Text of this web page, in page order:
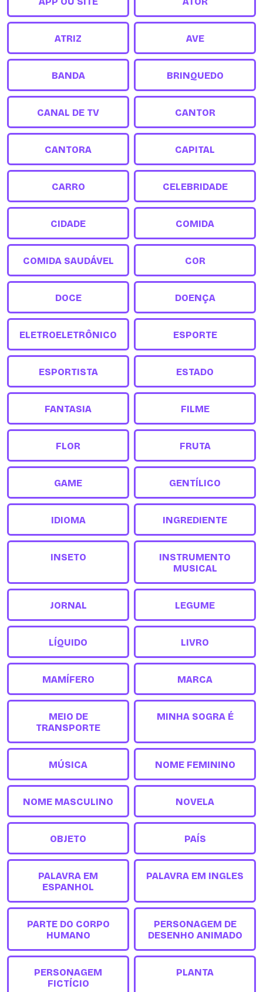
ATRIZ AVE
BANDA BRINQUEDO
CANAL DE TV CANTOR
CANTORA CAPITAL
CARRO CELEBRIDADE
CIDADE COMIDA
COMIDA SAUDÁVEL COR
DOCE DOENÇA
ELETROELETRÔNICO ESPORTE
ESPORTISTA ESTADO
FANTASIA FILME
FLOR FRUTA
GAME GENTÍLICO
IDIOMA INGREDIENTE
INSETO
INSTRUMENTO
MUSICAL
JORNAL LEGUME
LÍQUIDO LIVRO
MAMÍFERO MARCA
MEIO DE
TRANSPORTE
MINHA SOGRA É
MÚSICA NOME FEMININO
NOME MASCULINO NOVELA
OBJETO PAÍS
PALAVRA EM
ESPANHOL
PALAVRA EM INGLES
PARTE DO CORPO
HUMANO
PERSONAGEM DE
DESENHO ANIMADO
PERSONAGEM
FICTÍCIO
PLANTA